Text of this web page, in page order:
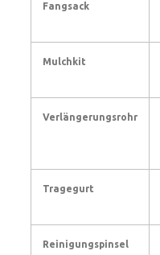
Fangsack
Mulchkit
Verlängerungsrohr
Tragegurt
Reinigungspinsel